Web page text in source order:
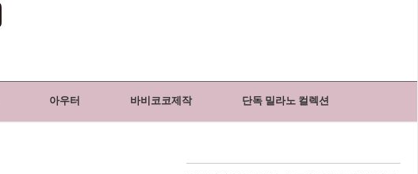
아우터 바비코코제작 단독 밀라노 컬렉션